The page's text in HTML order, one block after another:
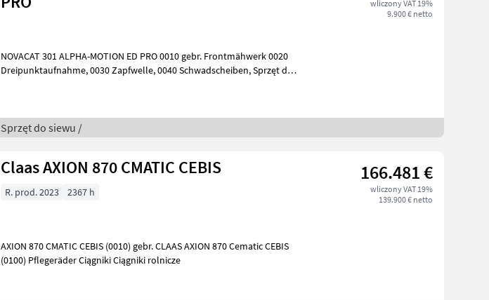
wliczony VAT 19%
9.900 € netto
NOVACAT 301 ALPHA-MOTION ED PRO 0010 gebr. Frontmähwerk 0020
Dreipunktaufnahme, 0030 Zapfwelle, 0040 Schwadscheiben, Sprzęt do
Sprzęt do siewu /
Claas AXION 870 CMATIC CEBIS 166.481 €
wliczony VAT 19%
139.900 € netto
R. prod. 2023 2367 h
AXION 870 CMATIC CEBIS (0010) gebr. CLAAS AXION 870 Cematic CEBIS
(0100) Pflegeräder Ciągniki Ciągniki rolnicze